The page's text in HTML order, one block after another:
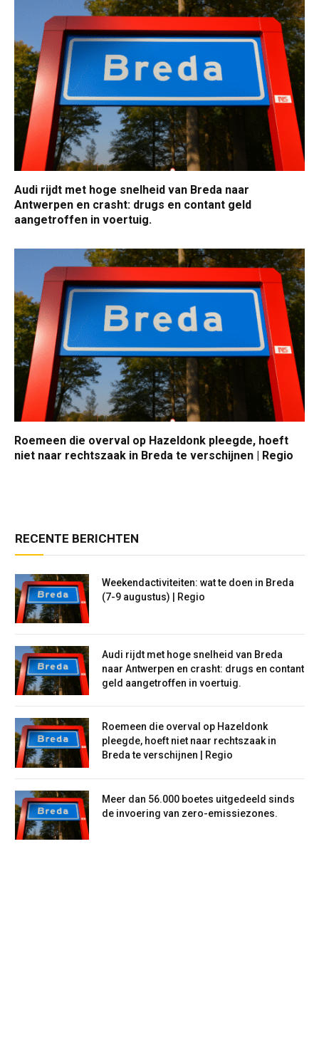
Audi rijdt met hoge snelheid van Breda naar
Antwerpen en crasht: drugs en contant geld
aangetroffen in voertuig.
Roemeen die overval op Hazeldonk pleegde, hoeft
niet naar rechtszaak in Breda te verschijnen | Regio
RECENTE BERICHTEN
Weekendactiviteiten: wat te doen in Breda
(7-9 augustus) | Regio
Audi rijdt met hoge snelheid van Breda
naar Antwerpen en crasht: drugs en contant
geld aangetroffen in voertuig.
Roemeen die overval op Hazeldonk
pleegde, hoeft niet naar rechtszaak in
Breda te verschijnen | Regio
Meer dan 56.000 boetes uitgedeeld sinds
de invoering van zero-emissiezones.